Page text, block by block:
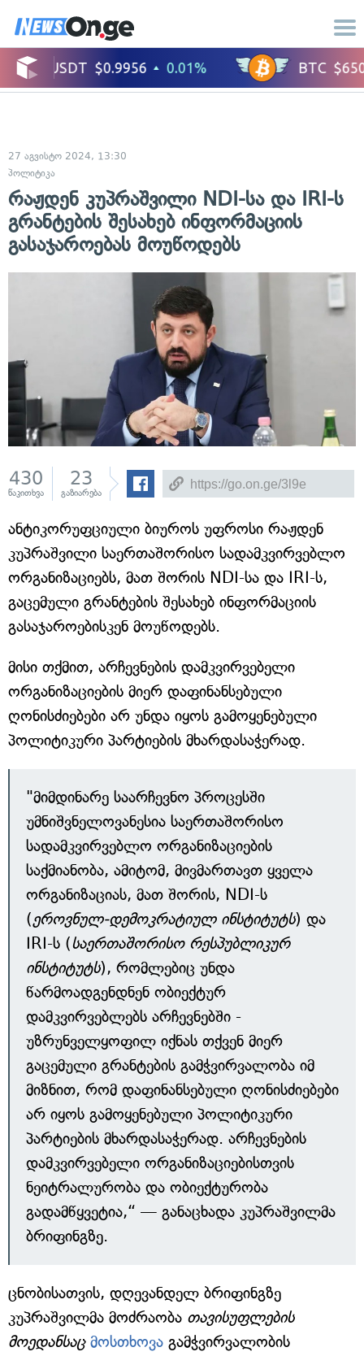
27 აგვისტო 2024, 13:30
პოლიტიკა
რაჟდენ კუპრაშვილი NDI-სა და IRI-ს
გრანტების შესახებ ინფორმაციის
გასაჯაროებას მოუწოდებს
430
წაკითხვა
23
გაზიარება
ანტიკორუფციული ბიუროს უფროსი რაჟდენ
კუპრაშვილი საერთაშორისო სადამკვირვებლო
ორგანიზაციებს, მათ შორის NDI-სა და IRI-ს,
გაცემული გრანტების შესახებ ინფორმაციის
გასაჯაროებისკენ მოუწოდებს.
მისი თქმით, არჩევნების დამკვირვებელი
ორგანიზაციების მიერ დაფინანსებული
ღონისძიებები არ უნდა იყოს გამოყენებული
პოლიტიკური პარტიების მხარდასაჭერად.
"მიმდინარე საარჩევნო პროცესში
უმნიშვნელოვანესია საერთაშორისო
სადამკვირვებლო ორგანიზაციების
საქმიანობა, ამიტომ, მივმართავთ ყველა
ორგანიზაციას, მათ შორის, NDI-ს
(ეროვნულ-დემოკრატიულ ინსტიტუტს) და
IRI-ს (საერთაშორისო რესპუბლიკურ
ინსტიტუტს), რომლებიც უნდა
წარმოადგენდნენ ობიექტურ
დამკვირვებლებს არჩევნებში -
უზრუნველყოფილ იქნას თქვენ მიერ
გაცემული გრანტების გამჭვირვალობა იმ
მიზნით, რომ დაფინანსებული ღონისძიებები
არ იყოს გამოყენებული პოლიტიკური
პარტიების მხარდასაჭერად. არჩევნების
დამკვირვებელი ორგანიზაციებისთვის
ნეიტრალურობა და ობიექტურობა
გადამწყვეტია,“ — განაცხადა კუპრაშვილმა
ბრიფინგზე.
ცნობისათვის, დღევანდელ ბრიფინგზე
კუპრაშვილმა მოძრაობა თავისუფლების
მოედანსაც მოსთხოვა გამჭვირვალობის